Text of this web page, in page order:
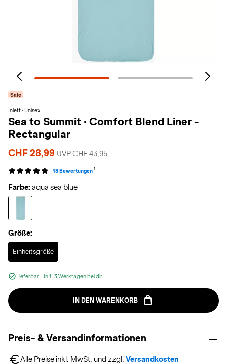
Sale
Inlett · Unisex
Sea to Summit · Comfort Blend Liner -
Rectangular
CHF 28,99 UVP CHF 43,95
18 Bewertungen 1
Farbe: aqua sea blue
Größe:
Einheitsgröße
Selected
Lieferbar - In 1-3 Werktagen bei dir.
IN DEN WARENKORB
Preis- & Versandinformationen
Alle Preise inkl. MwSt. und zzgl. Versandkosten